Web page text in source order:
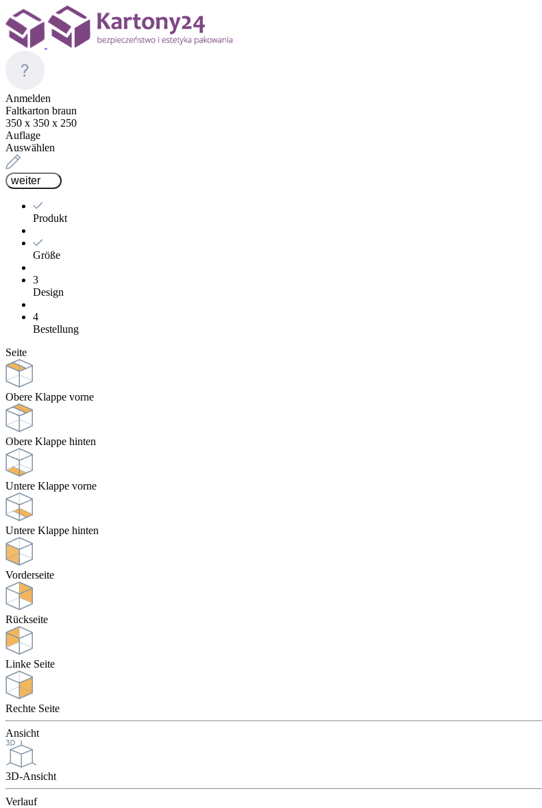
Anmelden
Faltkarton braun
350 x 350 x 250
Auflage
Auswählen
weiter
Produkt
Größe
3
Design
4
Bestellung
Seite
Obere Klappe vorne
Obere Klappe hinten
Untere Klappe vorne
Untere Klappe hinten
Vorderseite
Rückseite
Linke Seite
Rechte Seite
Ansicht
3D-Ansicht
Verlauf